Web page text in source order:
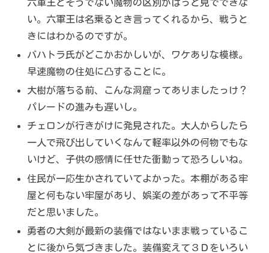
六軍王とそうでない魔物の区別がぱっと見でできな
い。六軍王は名乗るとき言ってくれるから、戦うと
きにはわかるのですが。
バハトラ氏がどこかおかしいが、ワケありな模様。
早速魔物の住処に凸することに。
大樹が落ちる前、こんな洞窟ってありましたっけ？
パレードの進みも遅いし。
チェロンが行きがけに発見された。大人からしたら
一人で飛び出していくなんて軽率以外の何物でもな
いけど、子供の感情に任せた衝動って恐ろしいね。
住民が一応生かされていてよかった。本棚がある牢
屋と何もない牢屋があり、娯楽の差があって不平等
だと思いました。
勇者の大剣が最新の装備ではないまま戦っているこ
とに後から気づきました。装備変えて３Ｄをいろい